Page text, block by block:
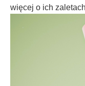
więcej o ich